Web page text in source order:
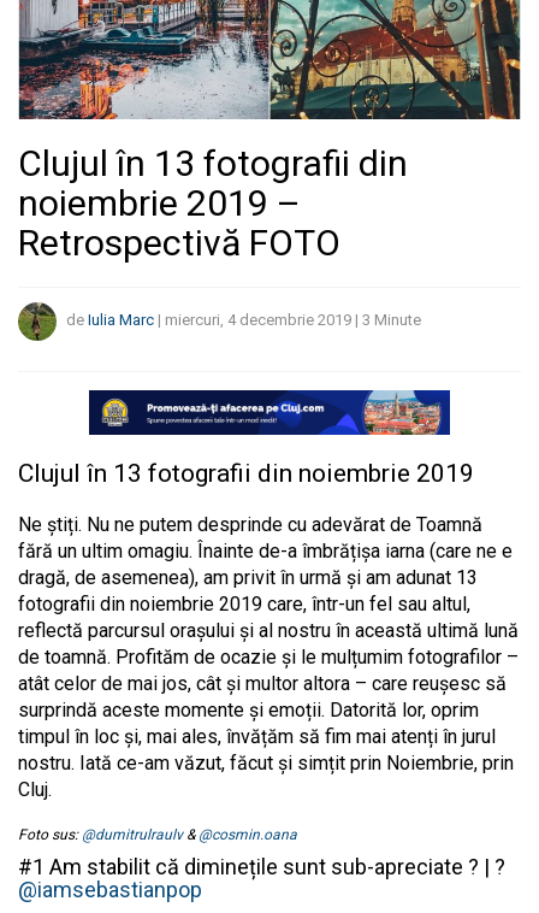
Clujul în 13 fotografii din
noiembrie 2019 –
Retrospectivă FOTO
de Iulia Marc | miercuri, 4 decembrie 2019 | 3 Minute
Clujul în 13 fotografii din noiembrie 2019
Ne știți. Nu ne putem desprinde cu adevărat de Toamnă
fără un ultim omagiu. Înainte de-a îmbrățișa iarna (care ne e
dragă, de asemenea), am privit în urmă și am adunat 13
fotografii din noiembrie 2019 care, într-un fel sau altul,
reflectă parcursul orașului și al nostru în această ultimă lună
de toamnă. Profităm de ocazie și le mulțumim fotografilor –
atât celor de mai jos, cât și multor altora – care reușesc să
surprindă aceste momente și emoții. Datorită lor, oprim
timpul în loc și, mai ales, învățăm să fim mai atenți în jurul
nostru. Iată ce-am văzut, făcut și simțit prin Noiembrie, prin
Cluj.
Foto sus: @dumitrulraulv& @cosmin.oana
#1 Am stabilit că diminețile sunt sub-apreciate ? | ?
@iamsebastianpop